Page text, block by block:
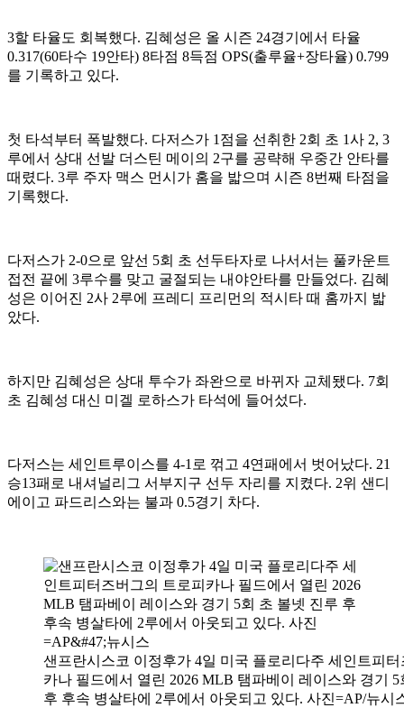
3할 타율도 회복했다. 김혜성은 올 시즌 24경기에서 타율
0.317(60타수 19안타) 8타점 8득점 OPS(출루율+장타율) 0.799
를 기록하고 있다.
첫 타석부터 폭발했다. 다저스가 1점을 선취한 2회 초 1사 2, 3
루에서 상대 선발 더스틴 메이의 2구를 공략해 우중간 안타를
때렸다. 3루 주자 맥스 먼시가 홈을 밟으며 시즌 8번째 타점을
기록했다.
다저스가 2-0으로 앞선 5회 초 선두타자로 나서서는 풀카운트
접전 끝에 3루수를 맞고 굴절되는 내야안타를 만들었다. 김혜
성은 이어진 2사 2루에 프레디 프리먼의 적시타 때 홈까지 밟
았다.
하지만 김혜성은 상대 투수가 좌완으로 바뀌자 교체됐다. 7회
초 김혜성 대신 미겔 로하스가 타석에 들어섰다.
다저스는 세인트루이스를 4-1로 꺾고 4연패에서 벗어났다. 21
승13패로 내셔널리그 서부지구 선두 자리를 지켰다. 2위 샌디
에이고 파드리스와는 불과 0.5경기 차다.
샌프란시스코 이정후가 4일 미국 플로리다주 세인트피
카나 필드에서 열린 2026 MLB 탬파베이 레이스와 경기
후 후속 병살타에 2루에서 아웃되고 있다. 사진=AP/뉴시